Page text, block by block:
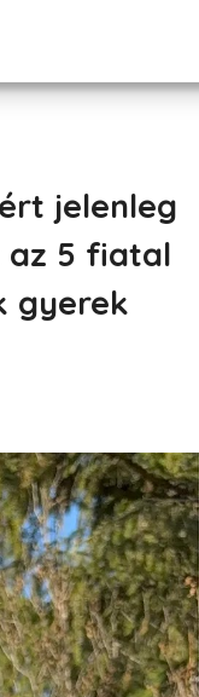
jelenleg
az 5 fiatal
gyerek